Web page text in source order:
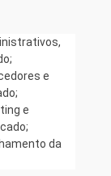
e
e
da